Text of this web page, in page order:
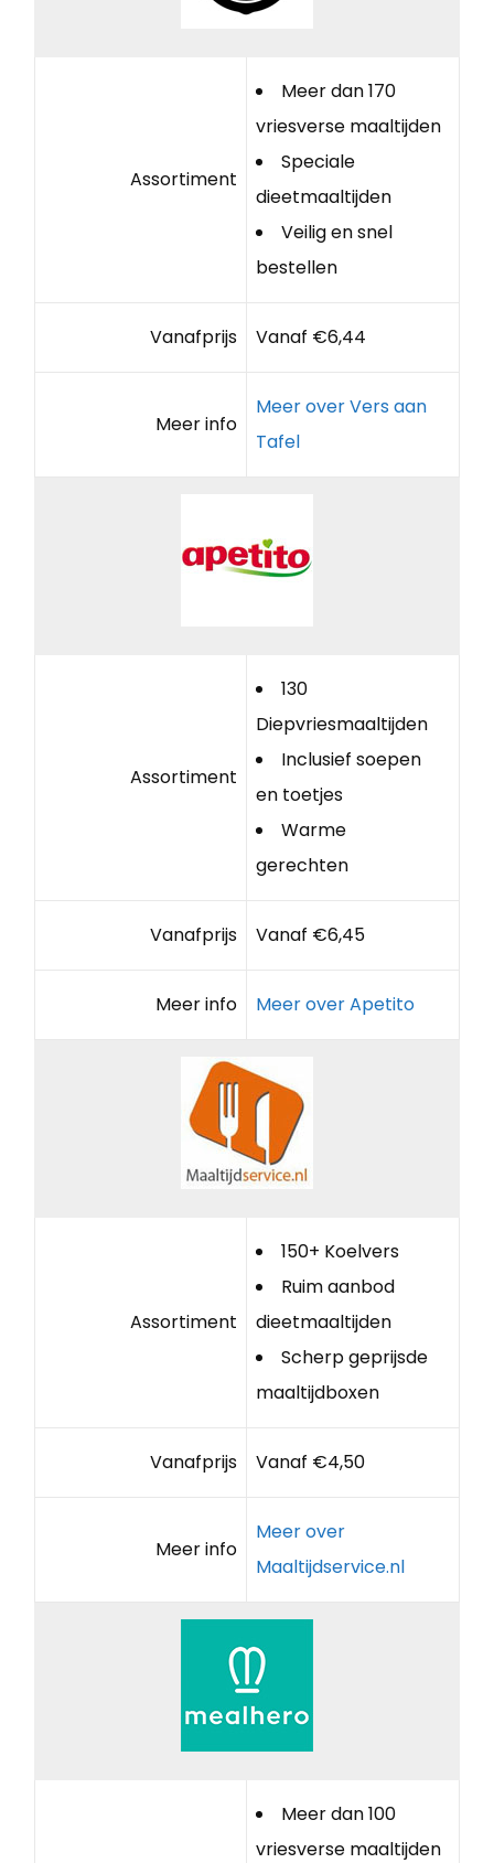
Assortiment
Meer dan 170
vriesverse maaltijden
Speciale
dieetmaaltijden
Veilig en snel
bestellen
Vanafprijs Vanaf €6,44
Meer info
Meer over Vers aan
Tafel
Assortiment
130
Diepvriesmaaltijden
Inclusief soepen
en toetjes
Warme
gerechten
Vanafprijs Vanaf €6,45
Meer info Meer over Apetito
Assortiment
150+ Koelvers
Ruim aanbod
dieetmaaltijden
Scherp geprijsde
maaltijdboxen
Vanafprijs Vanaf €4,50
Meer info
Meer over
Maaltijdservice.nl
Meer dan 100
vriesverse maaltijden